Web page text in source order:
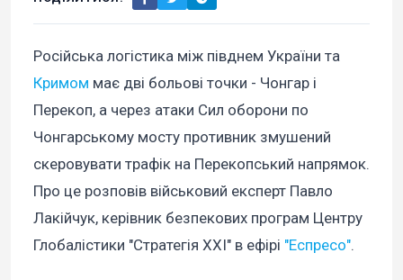
Російська логістика між півднем України та
Кримом має дві больові точки - Чонгар і
Перекоп, а через атаки Сил оборони по
Чонгарському мосту противник змушений
скеровувати трафік на Перекопський напрямок.
Про це розповів військовий експерт Павло
Лакійчук, керівник безпекових програм Центру
Глобалістики "Стратегія XXI" в ефірі "Еспресо".